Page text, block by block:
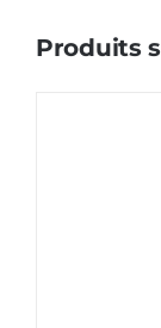
Produits